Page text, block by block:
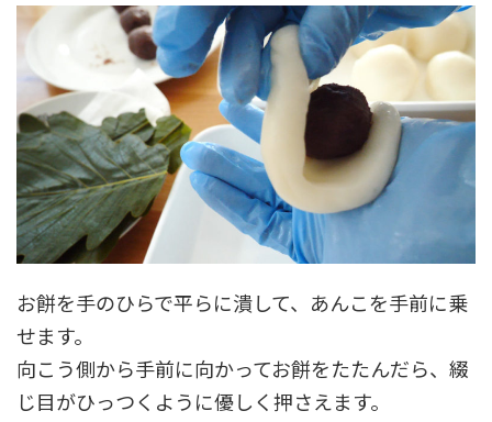
お餅を手のひらで平らに潰して、あんこを手前に乗
せます。
向こう側から手前に向かってお餅をたたんだら、綴
じ目がひっつくように優しく押さえます。